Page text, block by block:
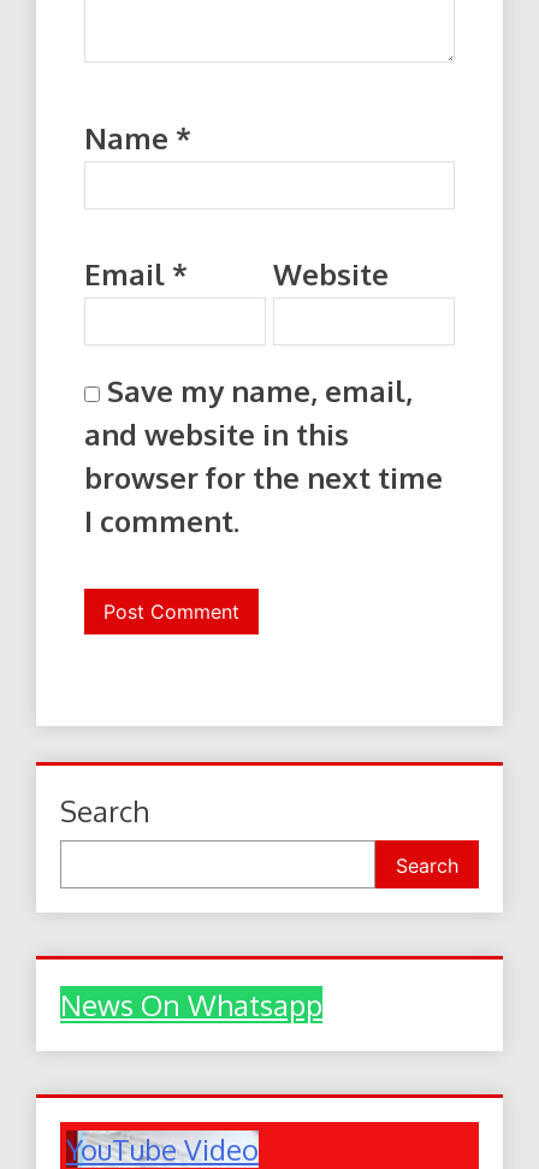
Name *
Email * Website
Save my name, email,
and website in this
browser for the next time
I comment.
Search
Search
News On Whatsapp
YouTube Video